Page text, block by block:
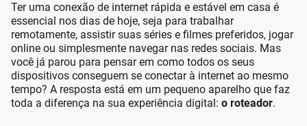
Ter uma conexão de internet rápida e estável em casa é
essencial nos dias de hoje, seja para trabalhar
remotamente, assistir suas séries e filmes preferidos, jogar
online ou simplesmente navegar nas redes sociais. Mas
você já parou para pensar em como todos os seus
dispositivos conseguem se conectar à internet ao mesmo
tempo? A resposta está em um pequeno aparelho que faz
toda a diferença na sua experiência digital: o roteador.